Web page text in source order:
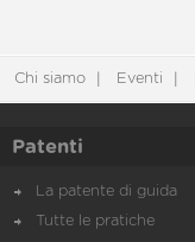
Chi siamo Eventi
Patenti
La patente di guida
Tutte le pratiche